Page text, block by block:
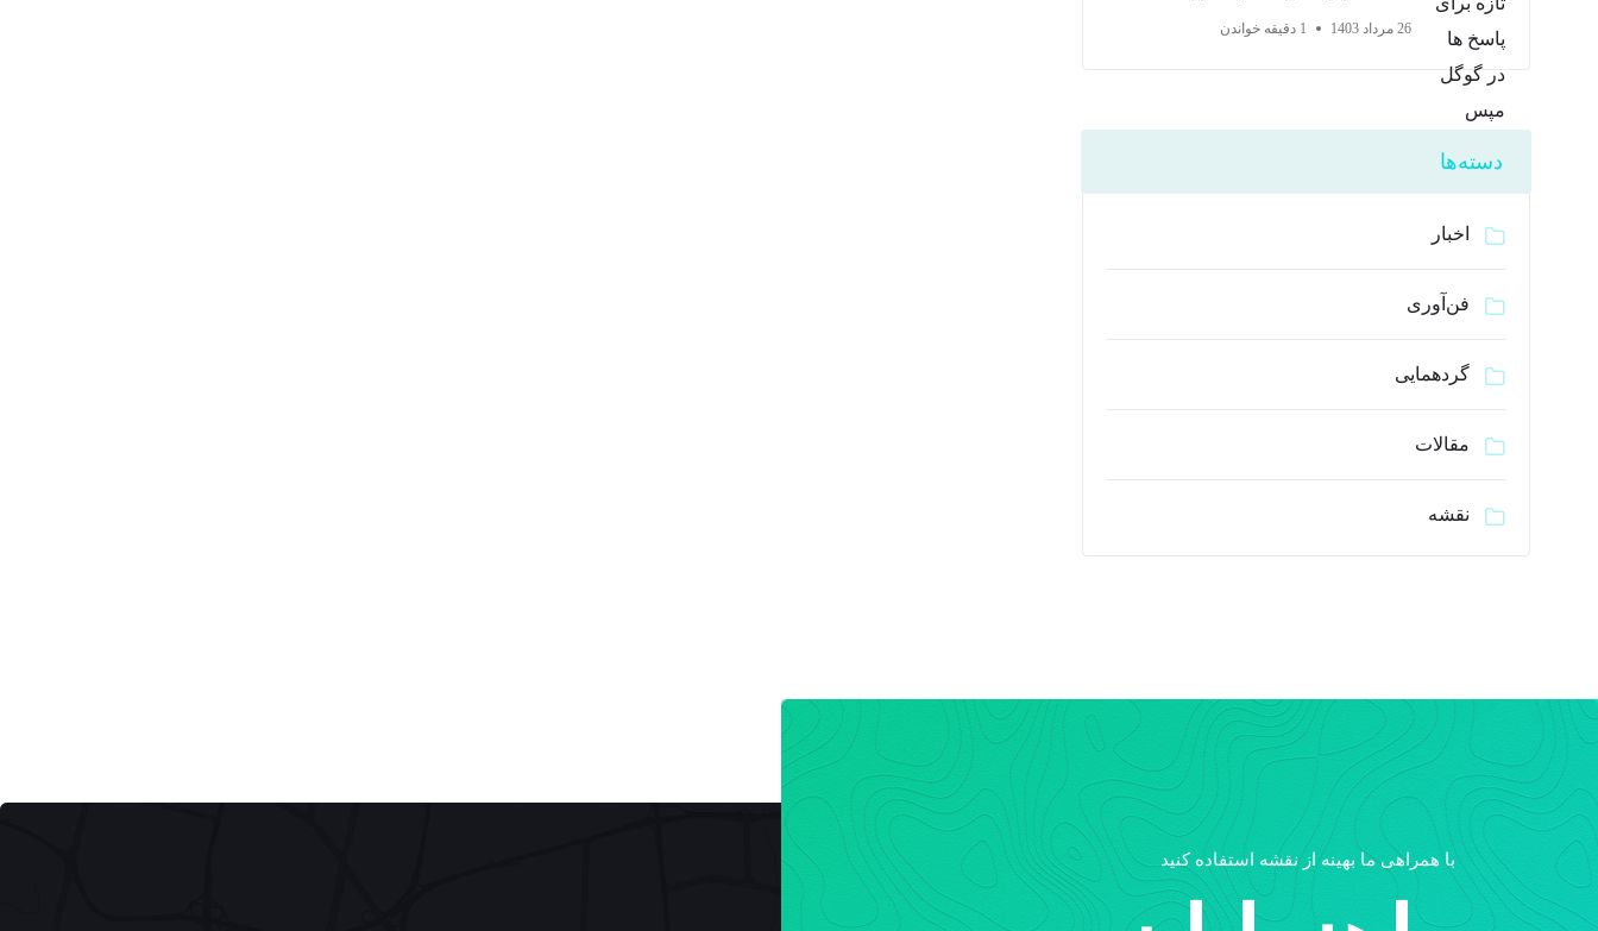
26 مرداد 1403 1 دقیقه خواندن
دسته‌ها
اخبار
فن‌آوری
گردهمایی
مقالات
نقشه
با همراهی ما بهینه از نقشه استفاده کنید